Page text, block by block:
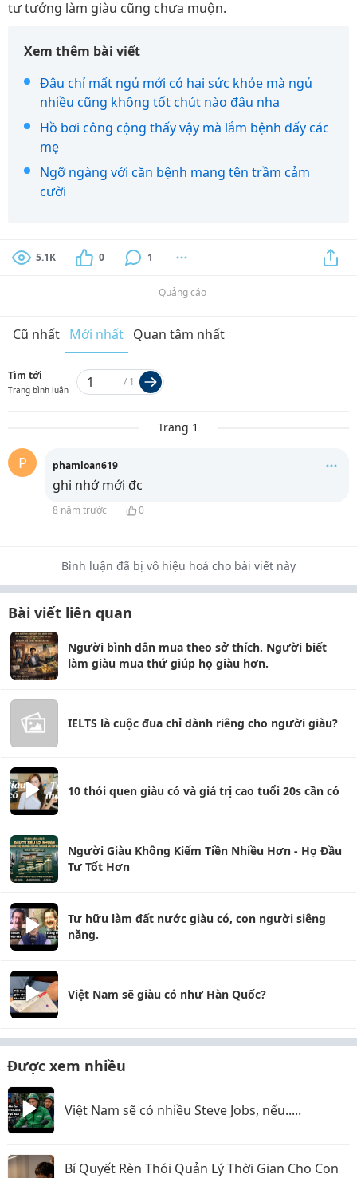
tư tưởng làm giàu cũng chưa muộn.
Xem thêm bài viết
Đâu chỉ mất ngủ mới có hại sức khỏe mà ngủ
nhiều cũng không tốt chút nào đâu nha
Hồ bơi công cộng thấy vậy mà lắm bệnh đấy các
mẹ
Ngỡ ngàng với căn bệnh mang tên trầm cảm
cười
5.1K 0 1
Quảng cáo
Cũ nhất Mới nhất Quan tâm nhất
Tìm tới
Trang bình luận
/ 1
Trang 1
P phamloan619
ghi nhớ mới đc
8 năm trước 0
Bình luận đã bị vô hiệu hoá cho bài viết này
Bài viết liên quan
Người bình dân mua theo sở thích. Người biết
làm giàu mua thứ giúp họ giàu hơn.
IELTS là cuộc đua chỉ dành riêng cho người giàu?
10 thói quen giàu có và giá trị cao tuổi 20s cần có
Người Giàu Không Kiếm Tiền Nhiều Hơn - Họ Đầu
Tư Tốt Hơn
Tư hữu làm đất nước giàu có, con người siêng
năng.
Việt Nam sẽ giàu có như Hàn Quốc?
Được xem nhiều
Việt Nam sẽ có nhiều Steve Jobs, nếu.....
Bí Quyết Rèn Thói Quản Lý Thời Gian Cho Con